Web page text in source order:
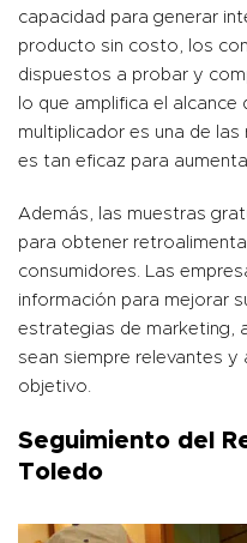
capacidad para generar
producto sin costo, los
dispuestos a probar y
lo que amplifica el
multiplicador es una de
es tan eficaz para
Además, las muestras
para obtener
consumidores. Las
información para mejorar
estrategias de marketing,
sean siempre relevantes y
objetivo.
Seguimiento del
Toledo